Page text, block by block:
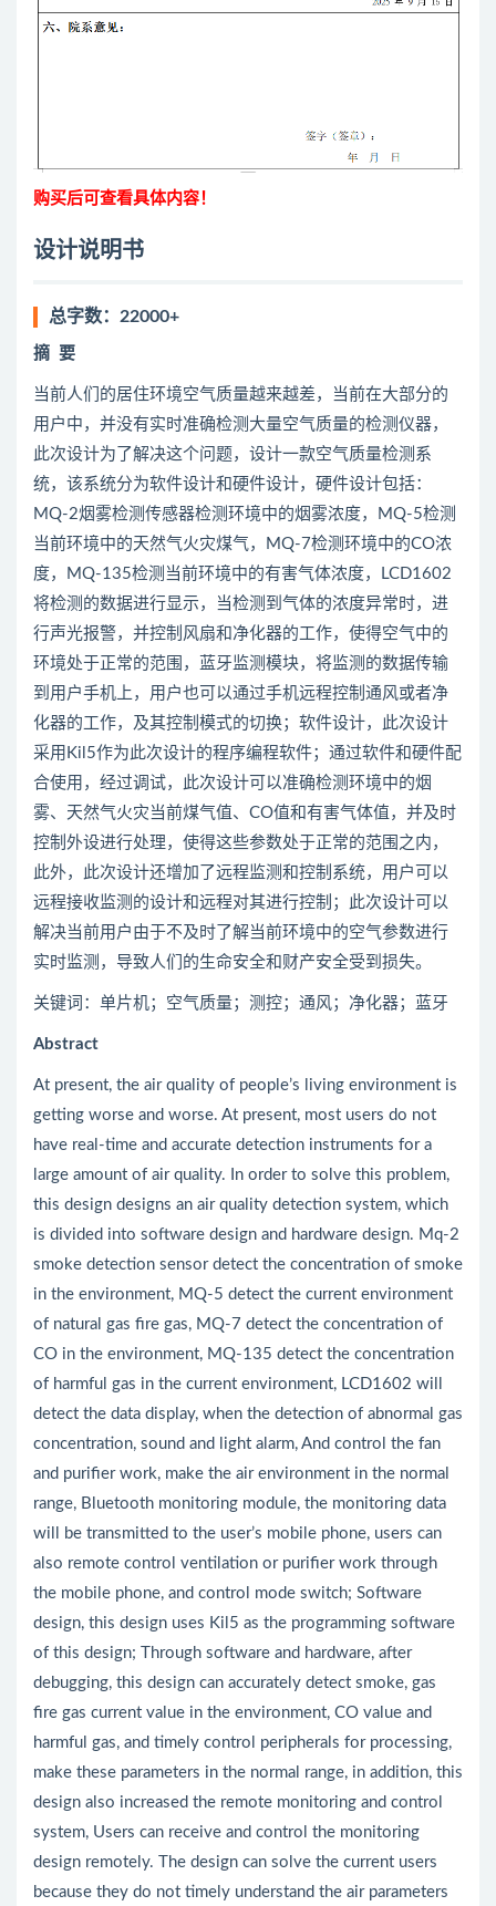
购买后可查看具体内容！
设计说明书
总字数：22000+
摘 要
当前人们的居住环境空气质量越来越差，当前在大部分的
用户中，并没有实时准确检测大量空气质量的检测仪器，
此次设计为了解决这个问题，设计一款空气质量检测系
统，该系统分为软件设计和硬件设计，硬件设计包括：
MQ-2烟雾检测传感器检测环境中的烟雾浓度，MQ-5检测
当前环境中的天然气火灾煤气，MQ-7检测环境中的CO浓
度，MQ-135检测当前环境中的有害气体浓度，LCD1602
将检测的数据进行显示，当检测到气体的浓度异常时，进
行声光报警，并控制风扇和净化器的工作，使得空气中的
环境处于正常的范围，蓝牙监测模块，将监测的数据传输
到用户手机上，用户也可以通过手机远程控制通风或者净
化器的工作，及其控制模式的切换；软件设计，此次设计
采用Kil5作为此次设计的程序编程软件；通过软件和硬件配
合使用，经过调试，此次设计可以准确检测环境中的烟
雾、天然气火灾当前煤气值、CO值和有害气体值，并及时
控制外设进行处理，使得这些参数处于正常的范围之内，
此外，此次设计还增加了远程监测和控制系统，用户可以
远程接收监测的设计和远程对其进行控制；此次设计可以
解决当前用户由于不及时了解当前环境中的空气参数进行
实时监测，导致人们的生命安全和财产安全受到损失。
关键词：单片机；空气质量；测控；通风；净化器；蓝牙
Abstract
At present, the air quality of people’s living environment is
getting worse and worse. At present, most users do not
have real-time and accurate detection instruments for a
large amount of air quality. In order to solve this problem,
this design designs an air quality detection system, which
is divided into software design and hardware design. Mq-2
smoke detection sensor detect the concentration of smoke
in the environment, MQ-5 detect the current environment
of natural gas fire gas, MQ-7 detect the concentration of
CO in the environment, MQ-135 detect the concentration
of harmful gas in the current environment, LCD1602 will
detect the data display, when the detection of abnormal gas
concentration, sound and light alarm, And control the fan
and purifier work, make the air environment in the normal
range, Bluetooth monitoring module, the monitoring data
will be transmitted to the user’s mobile phone, users can
also remote control ventilation or purifier work through
the mobile phone, and control mode switch; Software
design, this design uses Kil5 as the programming software
of this design; Through software and hardware, after
debugging, this design can accurately detect smoke, gas
fire gas current value in the environment, CO value and
harmful gas, and timely control peripherals for processing,
make these parameters in the normal range, in addition, this
design also increased the remote monitoring and control
system, Users can receive and control the monitoring
design remotely. The design can solve the current users
because they do not timely understand the air parameters